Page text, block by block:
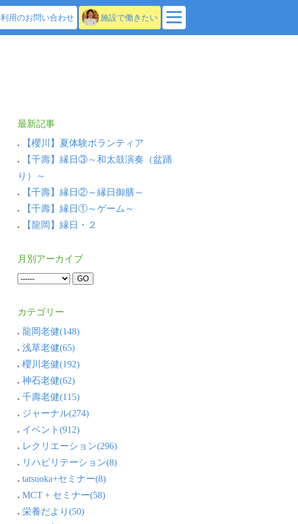
利用のお問い合わせ 施設で働きたい
最新記事
【櫻川】夏体験ボランティア
【千壽】縁日③～和太鼓演奏（盆踊
り）～
【千壽】縁日②～縁日御膳～
【千壽】縁日①～ゲーム～
【龍岡】縁日・２
月別アーカイブ
カテゴリー
龍岡老健(148)
浅草老健(65)
櫻川老健(192)
神石老健(62)
千壽老健(115)
ジャーナル(274)
イベント(912)
レクリエーション(296)
リハビリテーション(8)
tatsuoka+セミナー(8)
MCT + セミナー(58)
栄養だより(50)